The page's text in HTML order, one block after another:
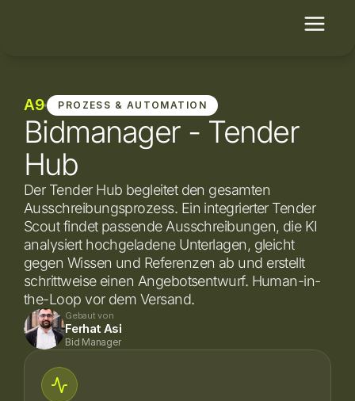
A9 PROZESS & AUTOMATION
Bidmanager - Tender
Hub
Der Tender Hub begleitet den gesamten
Ausschreibungsprozess. Ein integrierter Tender
Scout findet passende Ausschreibungen, die KI
analysiert hochgeladene Unterlagen, gleicht
gegen Wissen und Referenzen ab und erstellt
schrittweise einen Angebotsentwurf. Human-in-
the-Loop vor dem Versand.
Gebaut von
Ferhat Asi
Bid Manager